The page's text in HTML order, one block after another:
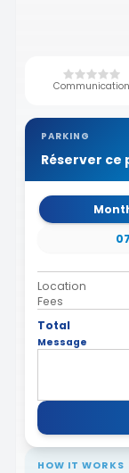
Communication
PARKING
Réserver ce
Location
Fees
Total
Message
HOW IT WORKS